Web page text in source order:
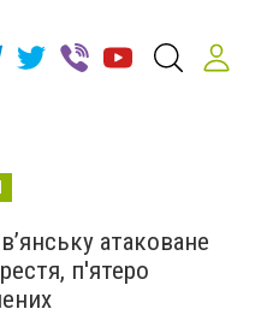
атаковане
п'ятеро